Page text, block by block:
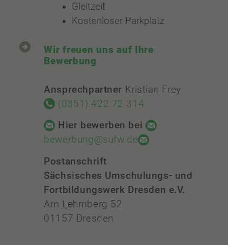
Gleitzeit
Kostenloser Parkplatz
Wir freuen uns auf Ihre
Bewerbung
Ansprechpartner Kristian Frey
(0351) 422 72 314
Hier bewerben bei
bewerbung@sufw.de
Postanschrift
Sächsisches Umschulungs- und
Fortbildungswerk Dresden e.V.
Am Lehmberg 52
01157 Dresden